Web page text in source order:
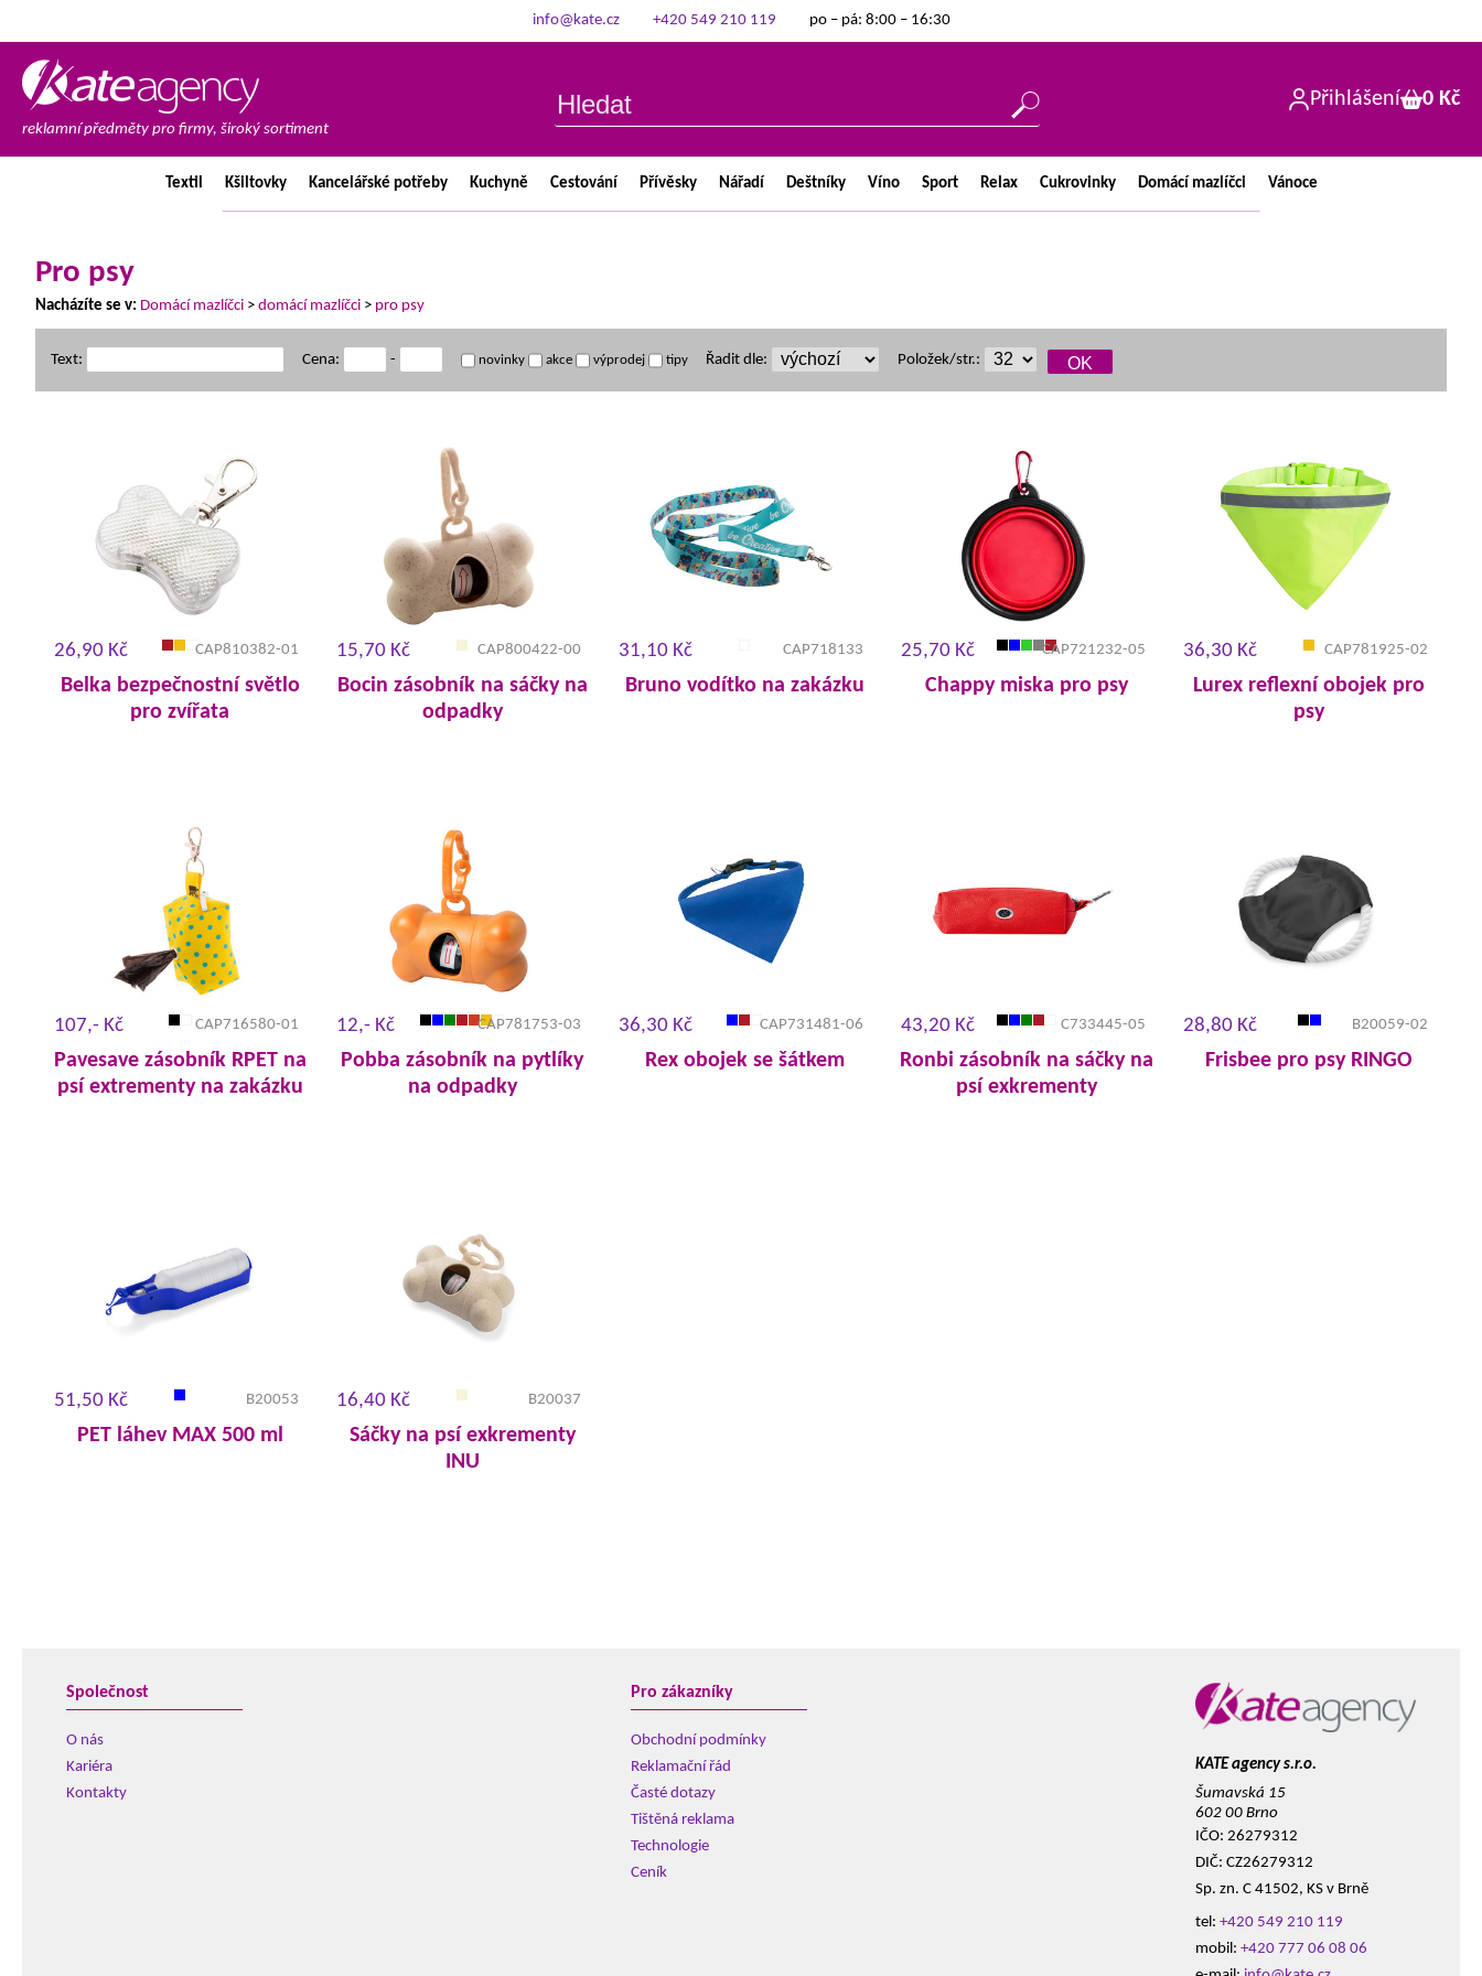
info@kate.cz +420 549 210 119 po – pá: 8:00 – 16:30
reklamní předměty pro firmy, široký sortiment
Přihlášení 0 Kč
Textil Kšiltovky Kancelářské potřeby Kuchyně Cestování Přívěsky Nářadí Deštníky Víno Sport Relax Cukrovinky Domácí mazlíčci Vánoce
Pro psy
Nacházíte se v: Domácí mazlíčci > domácí mazlíčci > pro psy
Text: Cena: - novinky akce výprodej tipy Řadit dle: Položek/str.:
26,90 Kč CAP810382-01
Belka bezpečnostní světlo
pro zvířata
15,70 Kč CAP800422-00
Bocin zásobník na sáčky na
odpadky
31,10 Kč CAP718133
Bruno vodítko na zakázku
25,70 Kč CAP721232-05
Chappy miska pro psy
36,30 Kč CAP781925-02
Lurex reflexní obojek pro
psy
107,- Kč CAP716580-01
Pavesave zásobník RPET na
psí extrementy na zakázku
12,- Kč CAP781753-03
Pobba zásobník na pytlíky
na odpadky
36,30 Kč CAP731481-06
Rex obojek se šátkem
43,20 Kč C733445-05
Ronbi zásobník na sáčky na
psí exkrementy
28,80 Kč B20059-02
Frisbee pro psy RINGO
51,50 Kč B20053
PET láhev MAX 500 ml
16,40 Kč B20037
Sáčky na psí exkrementy
INU
Společnost
O nás
Kariéra
Kontakty
Pro zákazníky
Obchodní podmínky
Reklamační řád
Časté dotazy
Tištěná reklama
Technologie
Ceník
KATE agency s.r.o.
Šumavská 15
602 00 Brno
IČO: 26279312
DIČ: CZ26279312
Sp. zn. C 41502, KS v Brně
tel: +420 549 210 119
mobil: +420 777 06 08 06